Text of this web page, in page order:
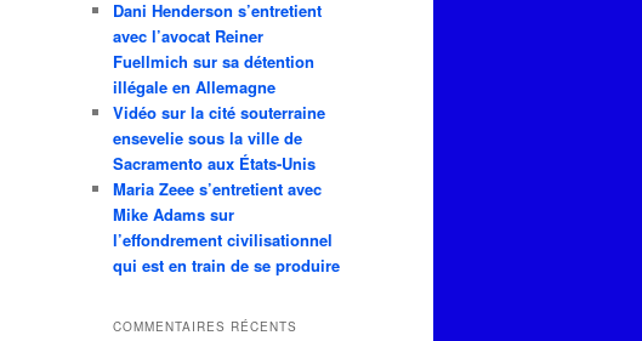
Dani Henderson s’entretient
avec l’avocat Reiner
Fuellmich sur sa détention
illégale en Allemagne
Vidéo sur la cité souterraine
ensevelie sous la ville de
Sacramento aux États-Unis
Maria Zeee s’entretient avec
Mike Adams sur
l’effondrement civilisationnel
qui est en train de se produire
COMMENTAIRES RÉCENTS